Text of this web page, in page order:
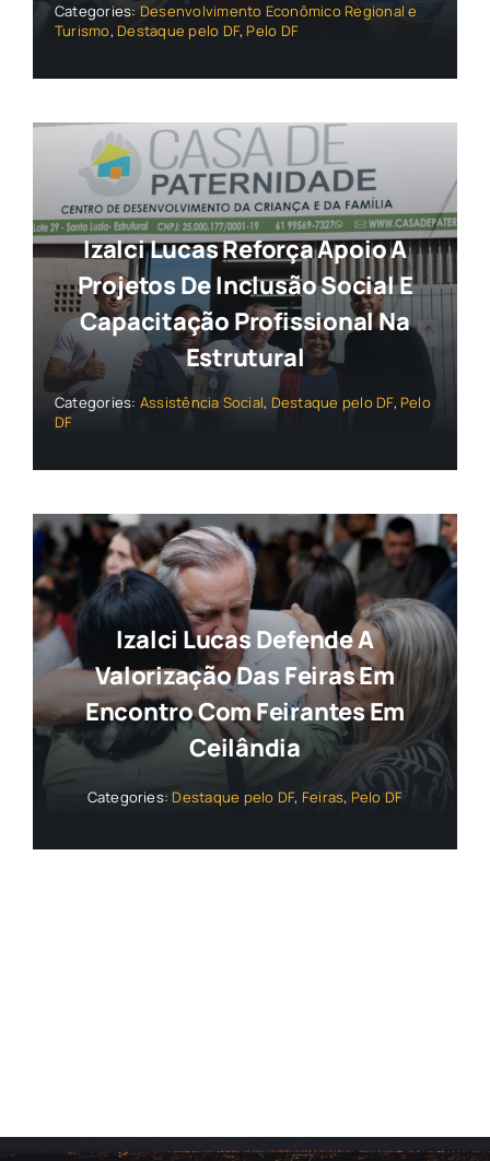
Categories: Desenvolvimento Econômico Regional e
Turismo, Destaque pelo DF, Pelo DF
Izalci Lucas Reforça Apoio A
Projetos De Inclusão Social E
Capacitação Profissional Na
Estrutural
Categories: Assistência Social, Destaque pelo DF, Pelo
DF
Izalci Lucas Defende A
Valorização Das Feiras Em
Encontro Com Feirantes Em
Ceilândia
Categories: Destaque pelo DF, Feiras, Pelo DF